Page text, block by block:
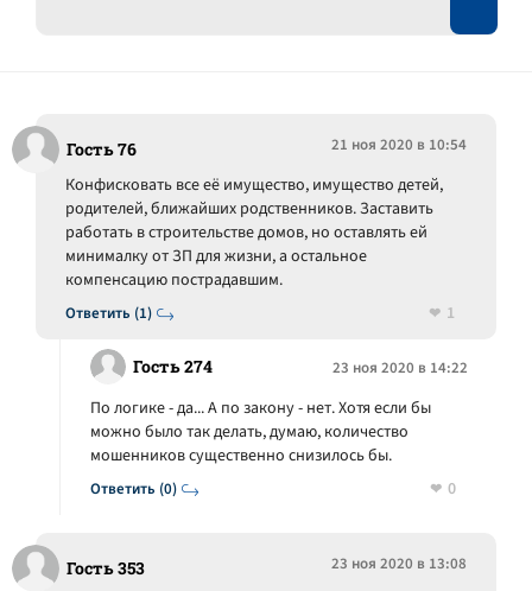
Гость 76 21 ноя 2020 в 10:54
Ответить (1)
Конфисковать все её имущество, имущество детей,
родителей, ближайших родственников. Заставить
работать в строительстве домов, но оставлять ей
минималку от ЗП для жизни, а остальное
компенсацию пострадавшим.
1
Гость 274 23 ноя 2020 в 14:22
Ответить (0)
По логике - да... А по закону - нет. Хотя если бы
можно было так делать, думаю, количество
мошенников существенно снизилось бы.
0
Гость 353 23 ноя 2020 в 13:08